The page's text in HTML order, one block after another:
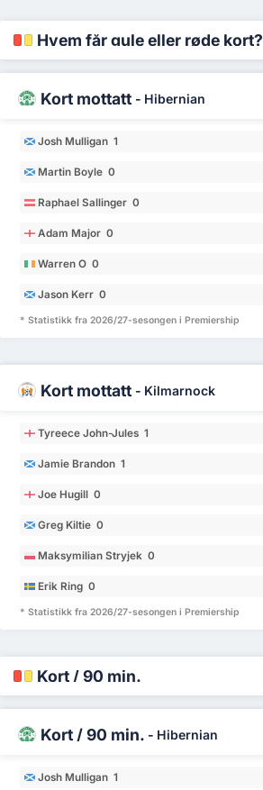
Hvem får gule eller røde kort?
Kort mottatt - Hibernian
Josh Mulligan 1
Martin Boyle 0
Raphael Sallinger 0
Adam Major 0
Warren O 0
Jason Kerr 0
* Statistikk fra 2026/27-sesongen i Premiership
Kort mottatt - Kilmarnock
Tyreece John-Jules 1
Jamie Brandon 1
Joe Hugill 0
Greg Kiltie 0
Maksymilian Stryjek 0
Erik Ring 0
* Statistikk fra 2026/27-sesongen i Premiership
Kort / 90 min.
Kort / 90 min. - Hibernian
Josh Mulligan 1